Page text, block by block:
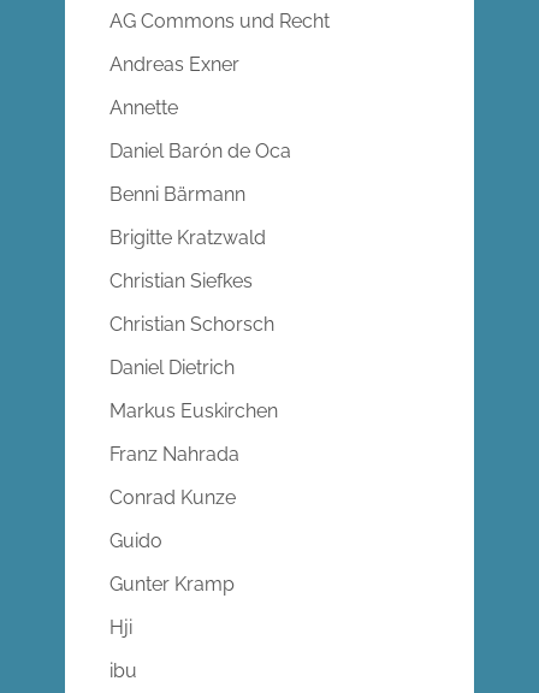
AG Commons und Recht
Andreas Exner
Annette
Daniel Barón de Oca
Benni Bärmann
Brigitte Kratzwald
Christian Siefkes
Christian Schorsch
Daniel Dietrich
Markus Euskirchen
Franz Nahrada
Conrad Kunze
Guido
Gunter Kramp
Hji
ibu